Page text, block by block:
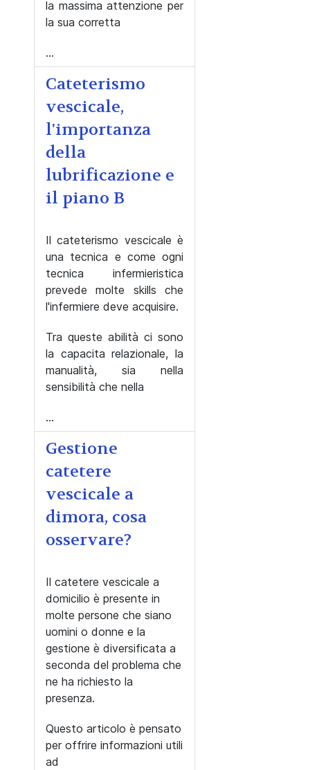
la massima attenzione per
la sua corretta
...
Cateterismo
vescicale,
l'importanza
della
lubrificazione e
il piano B
Il cateterismo vescicale è
una tecnica e come ogni
tecnica infermieristica
prevede molte skills che
l'infermiere deve acquisire.
Tra queste abilità ci sono
la capacita relazionale, la
manualità, sia nella
sensibilità che nella
...
Gestione
catetere
vescicale a
dimora, cosa
osservare?
Il catetere vescicale a
domicilio è presente in
molte persone che siano
uomini o donne e la
gestione è diversificata a
seconda del problema che
ne ha richiesto la
presenza.
Questo articolo è pensato
per offrire informazioni utili
ad